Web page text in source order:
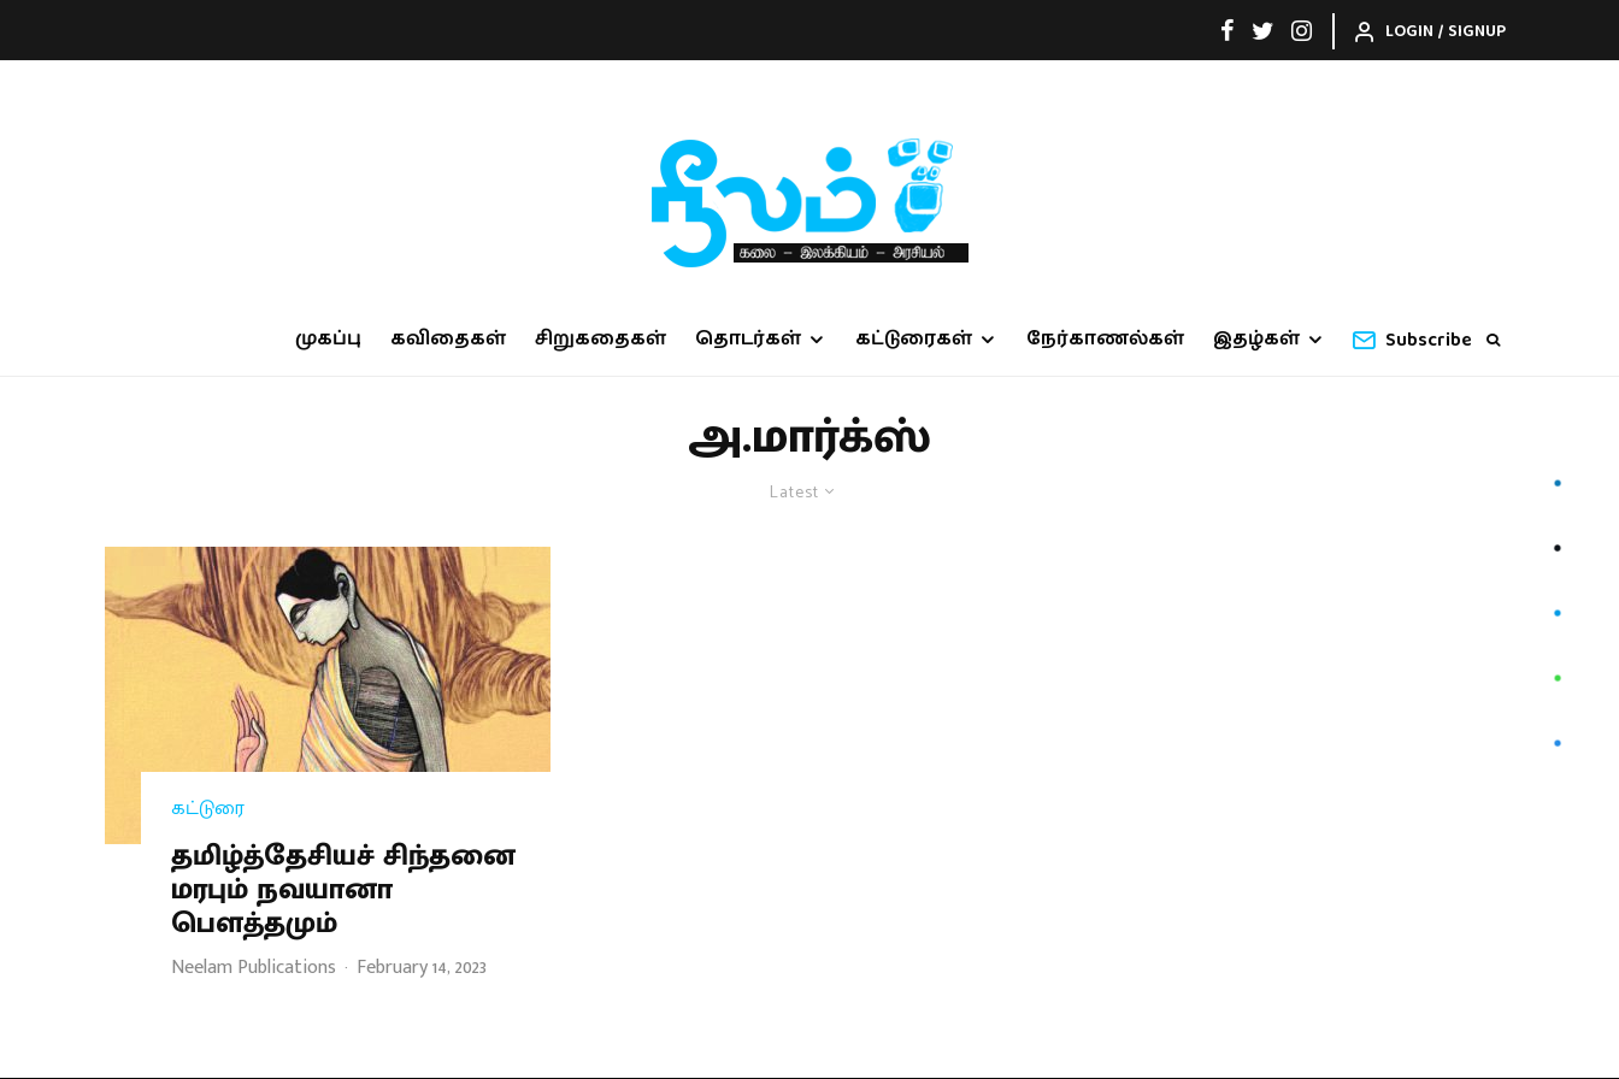
LOGIN / SIGNUP
முகப்பு கவிதைகள் சிறுகதைகள் தொடர்கள் கட்டுரைகள் நேர்காணல்கள் இதழ்கள் Subscribe
அ.மார்க்ஸ்
Latest
கட்டுரை
தமிழ்த்தேசியச் சிந்தனை
மரபும் நவயானா
பௌத்தமும்
Neelam Publications · February 14, 2023